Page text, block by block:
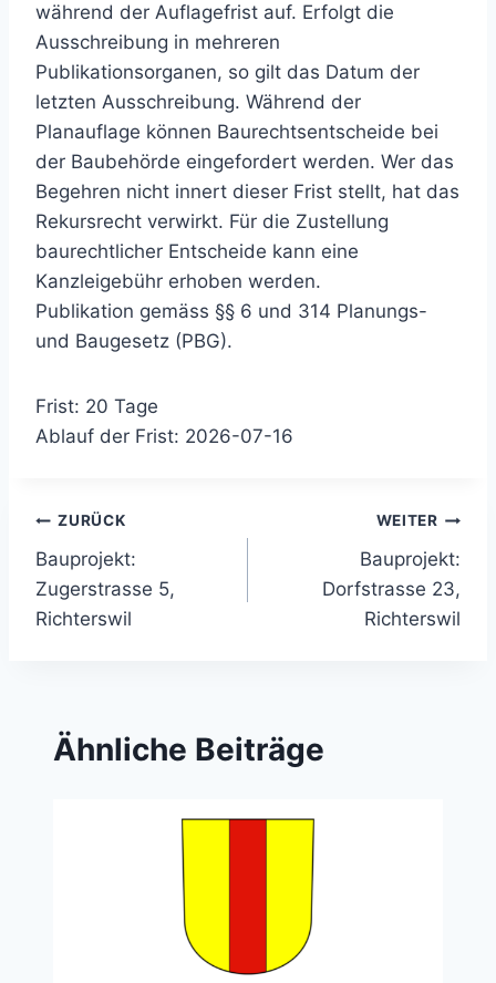
während der Auflagefrist auf. Erfolgt die
Ausschreibung in mehreren
Publikationsorganen, so gilt das Datum der
letzten Ausschreibung. Während der
Planauflage können Baurechtsentscheide bei
der Baubehörde eingefordert werden. Wer das
Begehren nicht innert dieser Frist stellt, hat das
Rekursrecht verwirkt. Für die Zustellung
baurechtlicher Entscheide kann eine
Kanzleigebühr erhoben werden.
Publikation gemäss §§ 6 und 314 Planungs-
und Baugesetz (PBG).
Frist: 20 Tage
Ablauf der Frist: 2026-07-16
Beitragsnavigation
ZURÜCK
Bauprojekt:
Zugerstrasse 5,
Richterswil
WEITER
Bauprojekt:
Dorfstrasse 23,
Richterswil
Ähnliche Beiträge